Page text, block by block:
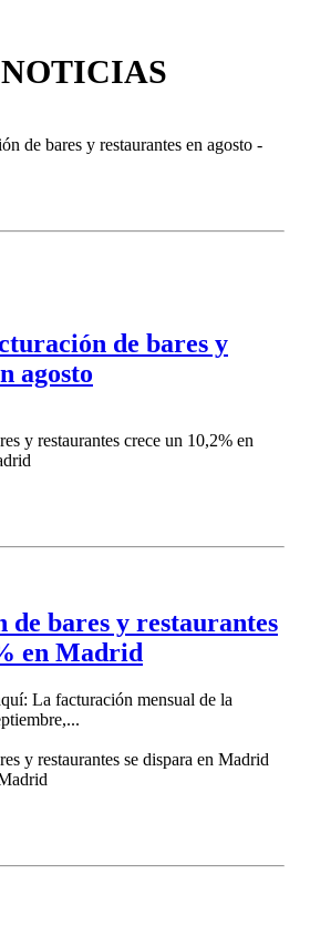
de bares y
agosto
bares y restaurantes
en Madrid
La facturación mensual de la